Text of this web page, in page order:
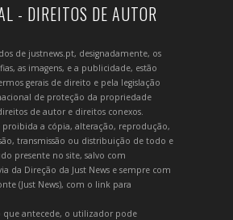
- DIREITOS DE AUTOR
de justnews.pt, designadamente, os
as imagens, e a publicidade, estão
gerais de direito e pela legislação
de proteção da propriedade
de autor e direitos conexos.
proibida a cópia, alteração, reprodução,
transmissão ou distribuição de todo e
presente no site, salvo com
da Direção da Just News e sempre com
(Just News), com o link para
que antecede, o utilizador pode